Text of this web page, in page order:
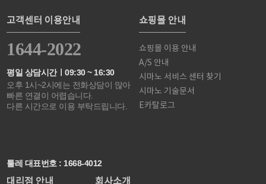
고객센터 이용안내
1644-2022
평일 상담시간ㅣ09:30 ~ 16:30
오후 1시~2시에는 전화상담이 많아
빠른 연결이 어렵습니다.
다른 시간으로 이용 부탁드립니다.
툴레 대표번호 : 1668-4012
쇼핑몰 안내
쇼핑몰 이용 안내
A/S 안내
시마노 서비스 센터 찾기
시마노 기술문서
E카탈로그
대리점 안내 회사소개